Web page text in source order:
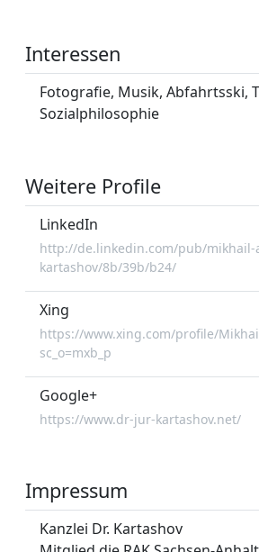
Interessen
Fotografie, Musik, Abfahrtsski,
Sozialphilosophie
Weitere Profile
LinkedIn
http://de.linkedin.com/pub/mikhail-
kartashov/8b/39b/b24/
Xing
https://www.xing.com/profile/
sc_o=mxb_p
Google+
https://www.dr-jur-kartashov.net/
Impressum
Kanzlei Dr. Kartashov